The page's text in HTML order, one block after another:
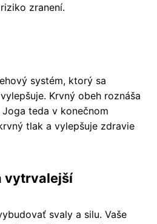
zranení.
systém, ktorý sa
Krvný obeh roznáša
teda v konečnom
tlak a vylepšuje zdravie
vytrvalejší
svaly a silu. Vaše